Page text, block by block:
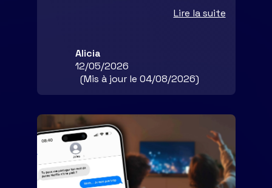
Lire la suite
Alicia
12/05/2026
(Mis à jour le 04/08/2026)